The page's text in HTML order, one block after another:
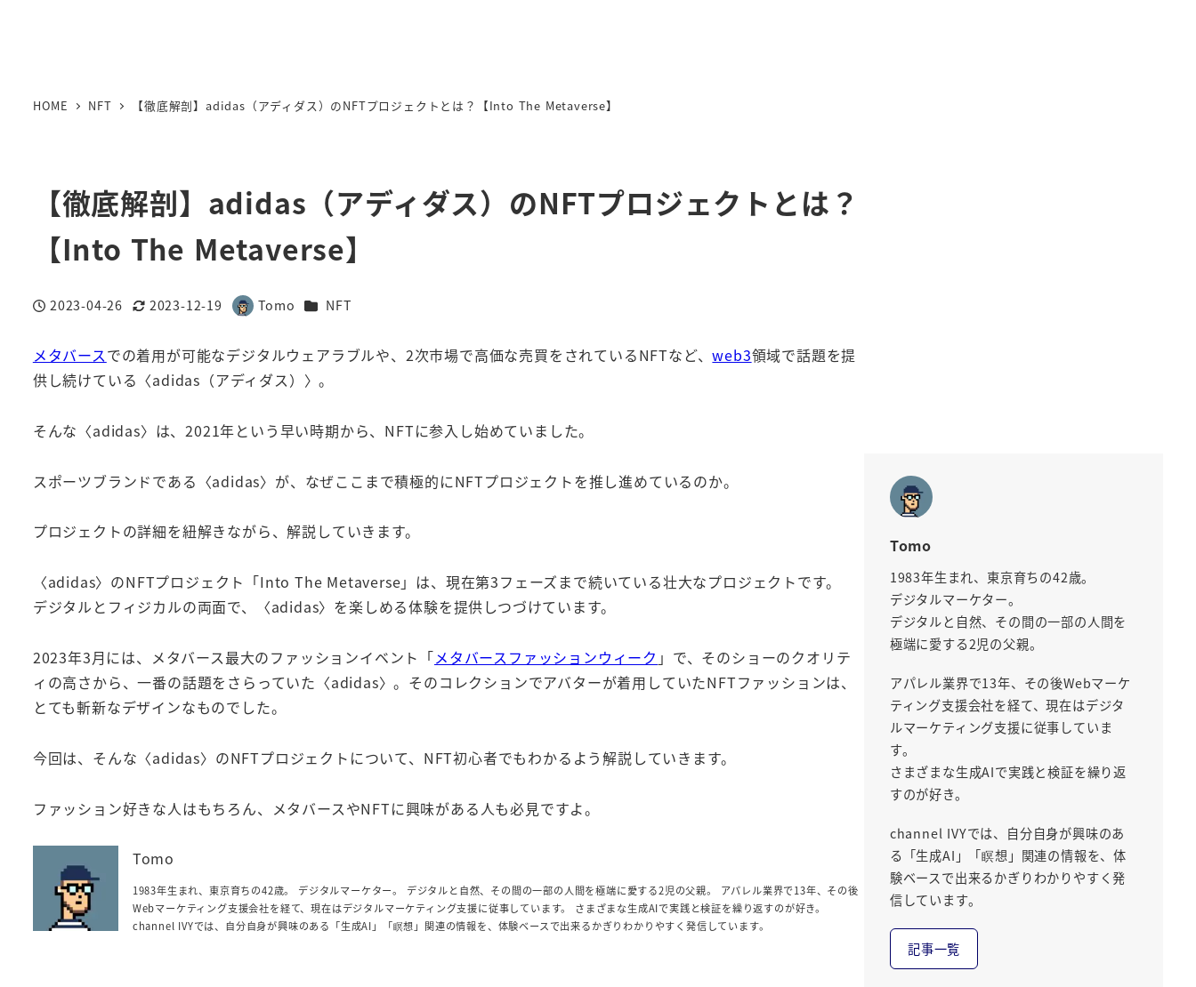
HOME NFT 【徹底解剖】adidas（アディダス）のNFTプロジェクトとは？【Into The Metaverse】
【徹底解剖】adidas（アディダス）のNFTプロジェクトとは？
【Into The Metaverse】
投稿日
2023-04-26
更新日
2023-12-19
著
Tomo カテゴリー
NFT
メタバースでの着用が可能なデジタルウェアラブルや、2次市場で高価な売買をされているNFTなど、web3領域で話題を提
供し続けている〈adidas（アディダス）〉。
そんな〈adidas〉は、2021年という早い時期から、NFTに参入し始めていました。
スポーツブランドである〈adidas〉が、なぜここまで積極的にNFTプロジェクトを推し進めているのか。
プロジェクトの詳細を紐解きながら、解説していきます。
〈adidas〉のNFTプロジェクト「Into The Metaverse」は、現在第3フェーズまで続いている壮大なプロジェクトです。
デジタルとフィジカルの両面で、〈adidas〉を楽しめる体験を提供しつづけています。
2023年3月には、メタバース最大のファッションイベント「メタバースファッションウィーク 」で、そのショーのクオリテ
ィの高さから、一番の話題をさらっていた〈adidas〉。そのコレクションでアバターが着用していたNFTファッションは、
とても斬新なデザインなものでした。
今回は、そんな〈adidas〉のNFTプロジェクトについて、NFT初心者でもわかるよう解説していきます。
ファッション好きな人はもちろん、メタバースやNFTに興味がある人も必見ですよ。
Tomo
1983年生まれ、東京育ちの42歳。 デジタルマーケター。 デジタルと自然、その間の一部の人間を極端に愛する2児の父親。 アパレル業界で13年、その後
Webマーケティング支援会社を経て、現在はデジタルマーケティング支援に従事しています。 さまざまな生成AIで実践と検証を繰り返すのが好き。
channel IVYでは、自分自身が興味のある「生成AI」「瞑想」関連の情報を、体験ベースで出来るかぎりわかりやすく発信しています。
Tomo
1983年生まれ、東京育ちの42歳。
デジタルマーケター。
デジタルと自然、その間の一部の人間を
極端に愛する2児の父親。
アパレル業界で13年、その後Webマーケ
ティング支援会社を経て、現在はデジタ
ルマーケティング支援に従事していま
す。
さまざまな生成AIで実践と検証を繰り返
すのが好き。
channel IVYでは、自分自身が興味のあ
る「生成AI」「瞑想」関連の情報を、体
験ベースで出来るかぎりわかりやすく発
信しています。
記事一覧